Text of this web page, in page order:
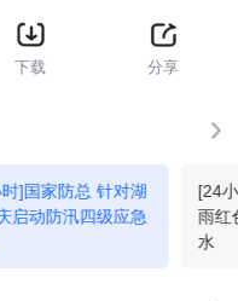
下载 分享
]国家防总 针对湖
启动防汛四级应急
[24
雨红
水
回看